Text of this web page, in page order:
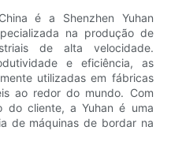
é a Shenzhen Yuhan
na produção de
de alta velocidade.
e eficiência, as
utilizadas em fábricas
ao redor do mundo. Com
do cliente, a Yuhan é uma
de máquinas de bordar na